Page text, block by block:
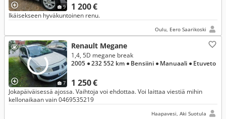
9 1 200 €
Ikäisekseen hyväkuntoinen renu.
Oulu, Eero Saarikoski
7
Renault Megane
1 250 €
1,4, 5D megane break
2005 ● 232 552 km ● Bensiini ● Manuaali ● Etuveto
Jokapäiväisessä ajossa. Vaihtoja voi ehdottaa. Voi laittaa viestiä mihin
kellonaikaan vain 0469535219
Haapavesi, Aki Suotula